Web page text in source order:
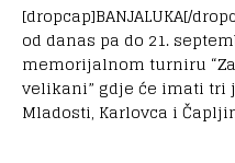
[dropcap]BANJALUKA[/
od danas pa do 21.
memorijalnom turniru
velikani” gdje će imati tri
Mladosti, Karlovca i